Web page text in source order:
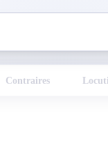
Contraires